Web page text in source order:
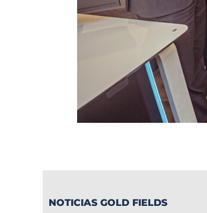
NOTICIAS GOLD FIELDS